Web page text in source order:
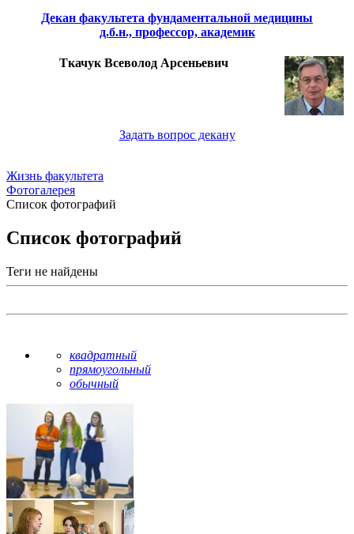
Декан факультета фундаментальной медицины
д.б.н., профессор, академик
Ткачук Всеволод Арсеньевич
Задать вопрос декану
Жизнь факультета
Фотогалерея
Список фотографий
Список фотографий
Теги не найдены
квадратный
прямоугольный
обычный